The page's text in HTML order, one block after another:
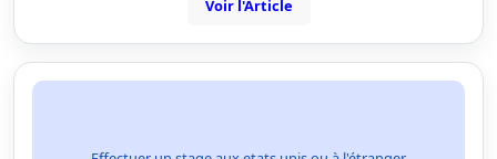
Voir l'Article